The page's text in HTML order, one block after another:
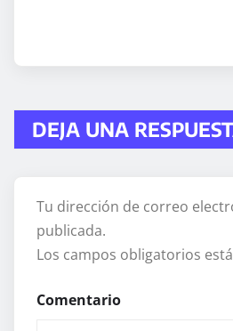
DEJA UNA
Tu dirección de correo
publicada.
Los campos obligatorios
Comentario